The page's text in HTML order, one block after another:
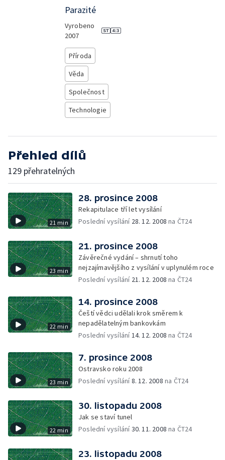
Parazité
Vyrobeno
2007
Příroda
Věda
Společnost
Technologie
Přehled dílů
129 přehratelných
21 min
28. prosince 2008
Rekapitulace tří let vysílání
Poslední vysílání 28. 12. 2008 na ČT24
23 min
21. prosince 2008
Závěrečné vydání – shrnutí toho
nejzajímavějšího z vysílání v uplynulém roce
Poslední vysílání 21. 12. 2008 na ČT24
22 min
14. prosince 2008
Čeští vědci udělali krok směrem k
nepadělatelným bankovkám
Poslední vysílání14. 12. 2008 na ČT24
23 min
7. prosince 2008
Ostravsko roku 2008
Poslední vysílání8. 12. 2008 na ČT24
22 min
30. listopadu 2008
Jak se staví tunel
Poslední vysílání30. 11. 2008 na ČT24
23. listopadu 2008